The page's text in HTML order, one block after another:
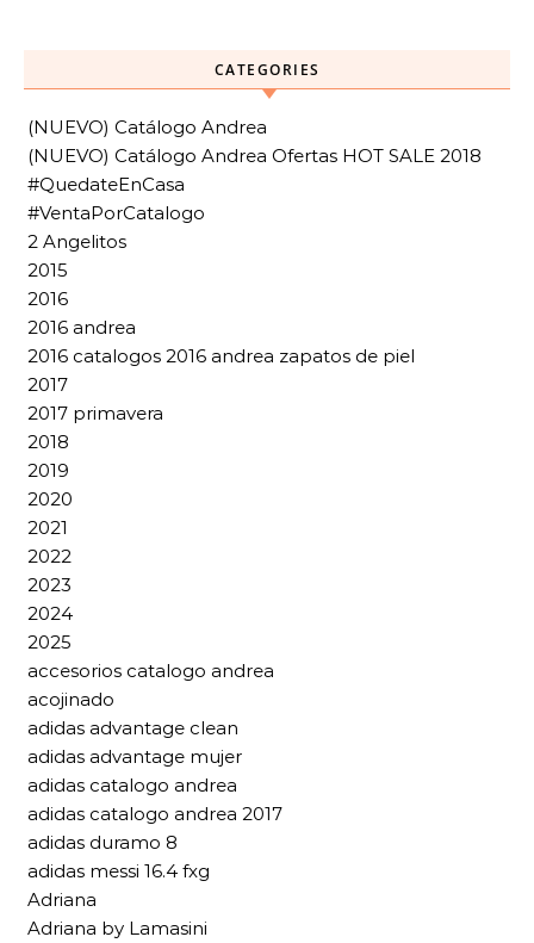
CATEGORIES
(NUEVO) Catálogo Andrea
(NUEVO) Catálogo Andrea Ofertas HOT SALE 2018
#QuedateEnCasa
#VentaPorCatalogo
2 Angelitos
2015
2016
2016 andrea
2016 catalogos 2016 andrea zapatos de piel
2017
2017 primavera
2018
2019
2020
2021
2022
2023
2024
2025
accesorios catalogo andrea
acojinado
adidas advantage clean
adidas advantage mujer
adidas catalogo andrea
adidas catalogo andrea 2017
adidas duramo 8
adidas messi 16.4 fxg
Adriana
Adriana by Lamasini